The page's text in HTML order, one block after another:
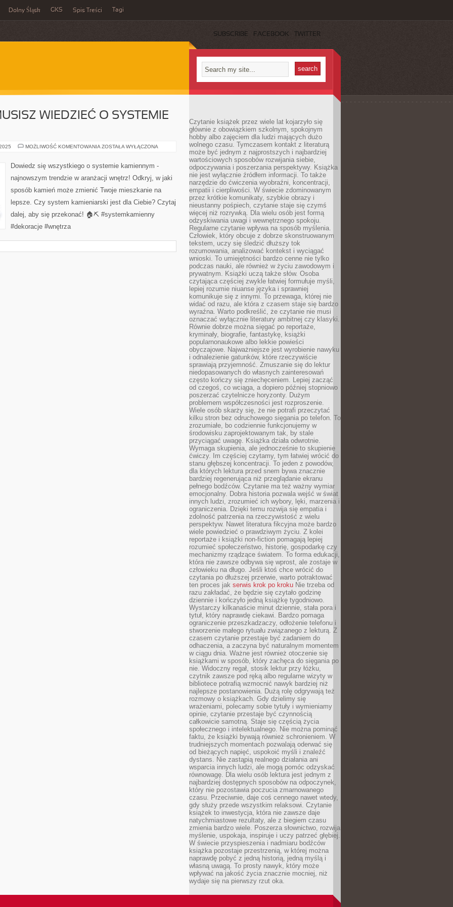
Dolny Śląsk GKS Spis Treści Tagi
SUBSCRIBE FACEBOOK TWITTER
WIEDZIEĆ O SYSTEMIE
MOŻLIWOŚĆ KOMENTOWANIA WSZYSTKO,
WIEDZIEĆ
O
KAMIENNYM
ZOSTAŁA WYŁĄCZONA
Dowiedz się wszystkiego o systemie kamiennym -
najnowszym trendzie w aranżacji wnętrz! Odkryj, w jaki
sposób kamień może zmienić Twoje mieszkanie na
lepsze. Czy system kamieniarski jest dla Ciebie? Czytaj
dalej, aby się przekonać! 🏠⛏️ #systemkamienny
#dekoracje #wnętrza
Czytanie książek przez wiele lat kojarzyło się
głównie z obowiązkiem szkolnym, spokojnym
hobby albo zajęciem dla ludzi mających dużo
wolnego czasu. Tymczasem kontakt z literaturą
może być jednym z najprostszych i najbardziej
wartościowych sposobów rozwijania siebie,
odpoczywania i poszerzania perspektywy. Książka
nie jest wyłącznie źródłem informacji. To także
narzędzie do ćwiczenia wyobraźni, koncentracji,
empatii i cierpliwości. W świecie zdominowanym
przez krótkie komunikaty, szybkie obrazy i
nieustanny pośpiech, czytanie staje się czymś
więcej niż rozrywką. Dla wielu osób jest formą
odzyskiwania uwagi i wewnętrznego spokoju.
Regularne czytanie wpływa na sposób myślenia.
Człowiek, który obcuje z dobrze skonstruowanym
tekstem, uczy się śledzić dłuższy tok
rozumowania, analizować kontekst i wyciągać
wnioski. To umiejętności bardzo cenne nie tylko
podczas nauki, ale również w życiu zawodowym i
prywatnym. Książki uczą także słów. Osoba
czytająca częściej zwykle łatwiej formułuje myśli,
lepiej rozumie niuanse języka i sprawniej
komunikuje się z innymi. To przewaga, której nie
widać od razu, ale która z czasem staje się bardzo
wyraźna. Warto podkreślić, że czytanie nie musi
oznaczać wyłącznie literatury ambitnej czy klasyki.
Równie dobrze można sięgać po reportaże,
kryminały, biografie, fantastykę, książki
popularnonaukowe albo lekkie powieści
obyczajowe. Najważniejsze jest wyrobienie nawyku
i odnalezienie gatunków, które rzeczywiście
sprawiają przyjemność. Zmuszanie się do lektur
niedopasowanych do własnych zainteresowań
często kończy się zniechęceniem. Lepiej zacząć
od czegoś, co wciąga, a dopiero później stopniowo
poszerzać czytelnicze horyzonty. Dużym
problemem współczesności jest rozproszenie.
Wiele osób skarży się, że nie potrafi przeczytać
kilku stron bez odruchowego sięgania po telefon. To
zrozumiałe, bo codziennie funkcjonujemy w
środowisku zaprojektowanym tak, by stale
przyciągać uwagę. Książka działa odwrotnie.
Wymaga skupienia, ale jednocześnie to skupienie
ćwiczy. Im częściej czytamy, tym łatwiej wrócić do
stanu głębszej koncentracji. To jeden z powodów,
dla których lektura przed snem bywa znacznie
bardziej regenerująca niż przeglądanie ekranu
pełnego bodźców. Czytanie ma też ważny wymiar
emocjonalny. Dobra historia pozwala wejść w świat
innych ludzi, zrozumieć ich wybory, lęki, marzenia i
ograniczenia. Dzięki temu rozwija się empatia i
zdolność patrzenia na rzeczywistość z wielu
perspektyw. Nawet literatura fikcyjna może bardzo
wiele powiedzieć o prawdziwym życiu. Z kolei
reportaże i książki non-fiction pomagają lepiej
rozumieć społeczeństwo, historię, gospodarkę czy
mechanizmy rządzące światem. To forma edukacji,
która nie zawsze odbywa się wprost, ale zostaje w
człowieku na długo. Jeśli ktoś chce wrócić do
czytania po dłuższej przerwie, warto potraktować
ten proces jak serwis krok po kroku Nie trzeba od
razu zakładać, że będzie się czytało godzinę
dziennie i kończyło jedną książkę tygodniowo.
Wystarczy kilkanaście minut dziennie, stała pora i
tytuł, który naprawdę ciekawi. Bardzo pomaga
ograniczenie przeszkadzaczy, odłożenie telefonu i
stworzenie małego rytuału związanego z lekturą. Z
czasem czytanie przestaje być zadaniem do
odhaczenia, a zaczyna być naturalnym momentem
w ciągu dnia. Ważne jest również otoczenie się
książkami w sposób, który zachęca do sięgania po
nie. Widoczny regał, stosik lektur przy łóżku,
czytnik zawsze pod ręką albo regularne wizyty w
bibliotece potrafią wzmocnić nawyk bardziej niż
najlepsze postanowienia. Dużą rolę odgrywają też
rozmowy o książkach. Gdy dzielimy się
wrażeniami, polecamy sobie tytuły i wymieniamy
opinie, czytanie przestaje być czynnością
całkowicie samotną. Staje się częścią życia
społecznego i intelektualnego. Nie można pominąć
faktu, że książki bywają również schronieniem. W
trudniejszych momentach pozwalają oderwać się
od bieżących napięć, uspokoić myśli i znaleźć
dystans. Nie zastąpią realnego działania ani
wsparcia innych ludzi, ale mogą pomóc odzyskać
równowagę. Dla wielu osób lektura jest jednym z
najbardziej dostępnych sposobów na odpoczynek,
który nie pozostawia poczucia zmarnowanego
czasu. Przeciwnie, daje coś cennego nawet wtedy,
gdy służy przede wszystkim relaksowi. Czytanie
książek to inwestycja, która nie zawsze daje
natychmiastowe rezultaty, ale z biegiem czasu
zmienia bardzo wiele. Poszerza słownictwo, rozwija
myślenie, uspokaja, inspiruje i uczy patrzeć głębiej.
W świecie przyspieszenia i nadmiaru bodźców
książka pozostaje przestrzenią, w której można
naprawdę pobyć z jedną historią, jedną myślą i
własną uwagą. To prosty nawyk, który może
wpływać na jakość życia znacznie mocniej, niż
wydaje się na pierwszy rzut oka.